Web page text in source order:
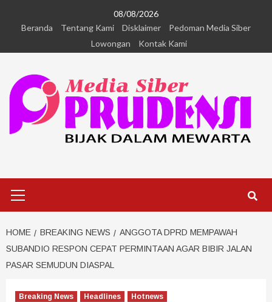
08/08/2026
Beranda
Tentang Kami Disklaimer
Pedoman Media Siber
Lowongan
Kontak Kami
HOME BREAKING NEWS
ANGGOTA DPRD MEMPAWAH
SUBANDIO RESPON CEPAT PERMINTAAN AGAR BIBIR JALAN
PASAR SEMUDUN DIASPAL
Breaking News Headlines Hotnews